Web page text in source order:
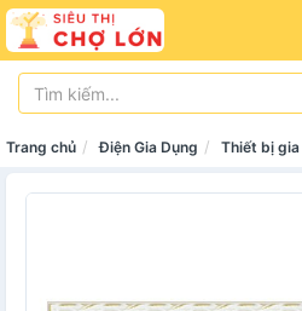
Trang chủ Điện Gia Dụng Thiết bị